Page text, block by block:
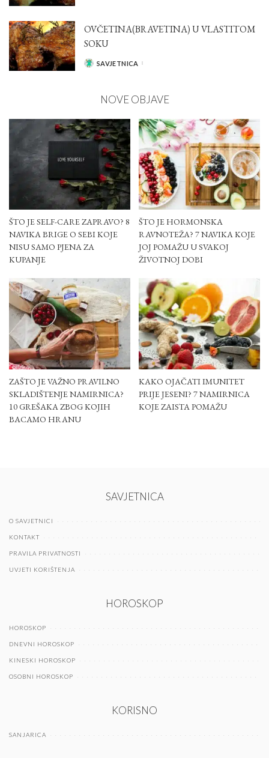
OVČETINA(BRAVETINA) U VLASTITOM
SOKU
POSTED
SAVJETNICA
NOVE OBJAVE
ŠTO JE SELF-CARE ZAPRAVO? 8
NAVIKA BRIGE O SEBI KOJE
NISU SAMO PJENA ZA
KUPANJE
ŠTO JE HORMONSKA
RAVNOTEŽA? 7 NAVIKA KOJE
JOJ POMAŽU U SVAKOJ
ŽIVOTNOJ DOBI
ZAŠTO JE VAŽNO PRAVILNO
SKLADIŠTENJE NAMIRNICA?
10 GREŠAKA ZBOG KOJIH
BACAMO HRANU
KAKO OJAČATI IMUNITET
PRIJE JESENI? 7 NAMIRNICA
KOJE ZAISTA POMAŽU
SAVJETNICA
O SAVJETNICI
KONTAKT
PRAVILA PRIVATNOSTI
UVJETI KORIŠTENJA
HOROSKOP
HOROSKOP
DNEVNI HOROSKOP
KINESKI HOROSKOP
OSOBNI HOROSKOP
KORISNO
SANJARICA